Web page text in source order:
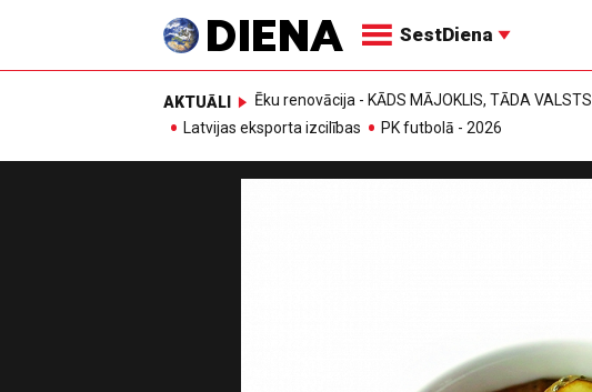
SestDiena
AKTUĀLI Ēku renovācija - KĀDS MĀJOKLIS, TĀDA VALSTS
Latvijas eksporta izcilības
PK futbolā - 2026